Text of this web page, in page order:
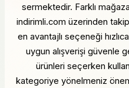
sermektedir. Farklı
indirimli.com üzerinden
en avantajlı seçeneği
uygun alışverişi güvenle
ürünleri seçerken
kategoriye yönelmeniz